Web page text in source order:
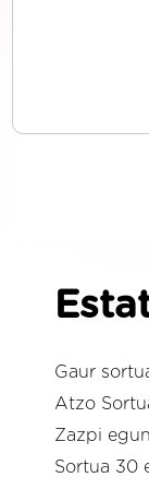
Gaur
Atzo
Zazpi
Sortua 30